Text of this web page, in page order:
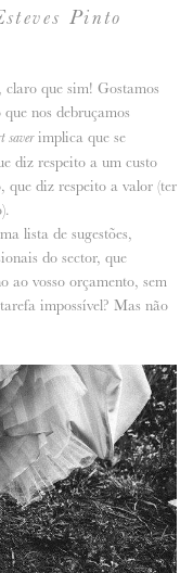
Pinto
claro que sim! Gostamos
nos debruçamos
saverimplica que se
diz respeito a um custo
que diz respeito a valor (ter
lista de sugestões,
do sector, que
ao vosso orçamento, sem
impossível? Mas não